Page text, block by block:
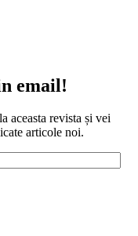
email!
aceasta revista și vei
articole noi.